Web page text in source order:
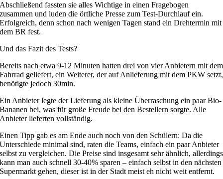
Abschließend fassten sie alles Wichtige in einen Fragebogen
zusammen und luden die örtliche Presse zum Test-Durchlauf ein.
Erfolgreich, denn schon nach wenigen Tagen stand ein Drehtermin mit
dem BR fest.
Und das Fazit des Tests?
Bereits nach etwa 9-12 Minuten hatten drei von vier Anbietern mit dem
Fahrrad geliefert, ein Weiterer, der auf Anlieferung mit dem PKW setzt,
benötigte jedoch 30min.
Ein Anbieter legte der Lieferung als kleine Überraschung ein paar Bio-
Bananen bei, was für große Freude bei den Bestellern sorgte. Alle
Anbieter lieferten vollständig.
Einen Tipp gab es am Ende auch noch von den Schülern: Da die
Unterschiede minimal sind, raten die Teams, einfach ein paar Anbieter
selbst zu vergleichen. Die Preise sind insgesamt sehr ähnlich, allerdings
kann man auch schnell 30-40% sparen – einfach selbst in den nächsten
Supermarkt gehen, dieser ist in der Stadt meist eh nicht weit entfernt.